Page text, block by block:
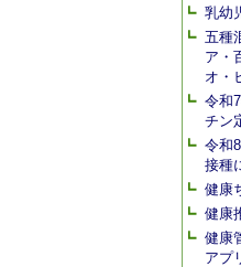
乳幼
五種
ア・
オ・
令和
チン
令和
接種
健康
健康
健康
アプ